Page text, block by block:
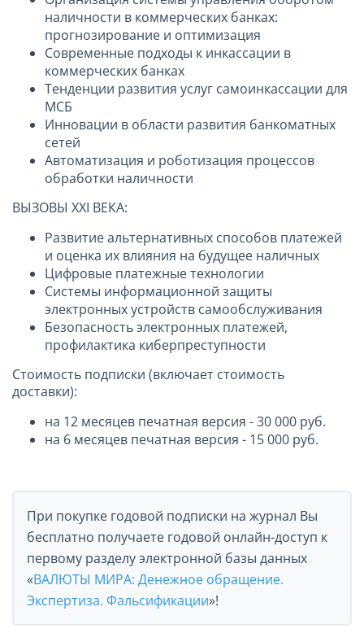
наличности в коммерческих банках:
прогнозирование и оптимизация
Современные подходы к инкассации в
коммерческих банках
Тенденции развития услуг самоинкассации для
МСБ
Инновации в области развития банкоматных
сетей
Автоматизация и роботизация процессов
обработки наличности
ВЫЗОВЫ XXI ВЕКА:
Развитие альтернативных способов платежей
и оценка их влияния на будущее наличных
Цифровые платежные технологии
Системы информационной защиты
электронных устройств самообслуживания
Безопасность электронных платежей,
профилактика киберпреступности
Стоимость подписки (включает стоимость
доставки):
на 12 месяцев печатная версия - 30 000 руб.
на 6 месяцев печатная версия - 15 000 руб.
При покупке годовой подписки на журнал Вы
бесплатно получаете годовой онлайн-доступ к
первому разделу электронной базы данных
«ВАЛЮТЫ МИРА: Денежное обращение.
Экспертиза. Фальсификации»!